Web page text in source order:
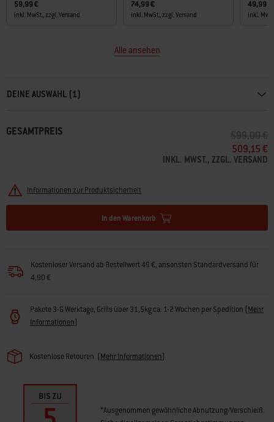
59,99 €
inkl. MwSt., zzgl. Versand
74,99 €
inkl. MwSt., zzgl. Versand
49,99 €
inkl.
Alle ansehen
DEINE AUSWAHL (1)
GESAMTPREIS PREIS
599,00 €
509,15 €
INKL. MWST., ZZGL. VERSAND
Informationen zur Produktsicherheit
In den Warenkorb
Kostenloser Versand ab Bestellwert 49 €, ansonsten Standardversand für
4,90 €
Pakete 3-6 Werktage, Grills über 31,5kg ca. 1-2 Wochen per Spedition (Mehr
Informationen)
Kostenlose Retouren (Mehr Informationen)
*Ausgenommen gewöhnliche Abnutzung/Verschleiß.